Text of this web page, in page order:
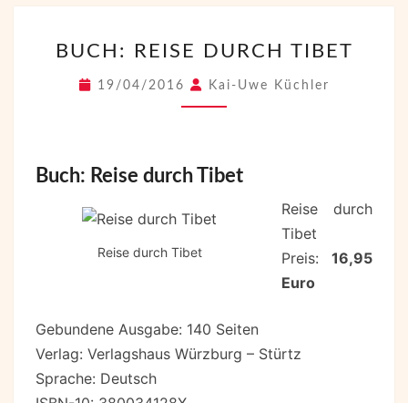
REISE
DURCH
TIBET
BUCH: REISE DURCH TIBET
19/04/2016 Kai-Uwe Küchler
Buch: Reise durch Tibet
Reise durch Tibet
Reise durch
Tibet
Preis: 16,95
Euro
Gebundene Ausgabe: 140 Seiten
Verlag: Verlagshaus Würzburg – Stürtz
Sprache: Deutsch